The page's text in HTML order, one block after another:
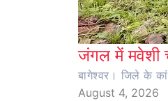
जंगल में मवेशी
बागेश्वर। जिले के
August 4, 2026